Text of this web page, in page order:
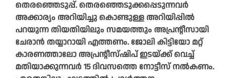
തെരഞ്ഞെടുപ്പ്. തെരഞ്ഞെടുക്കപ്പെടുന്നവർ
അക്കാര്യം അറിയിച്ചു കൊണ്ടുള്ള അറിയിപ്പിൽ
പറയുന്ന തിയതിയിലും സമയത്തും അപ്രന്റീസായി
ചേരാൻ തയ്യാറായി എത്തണം. ജോലി കിട്ടിയോ മറ്റ്
കാരണത്താലോ അപ്രന്റീസ്ഷിപ് ഇടയ്ക്ക് വെച്ച്
മതിയാക്കുന്നവർ 15 ദിവസത്തെ നോട്ടീസ് നൽകണം.